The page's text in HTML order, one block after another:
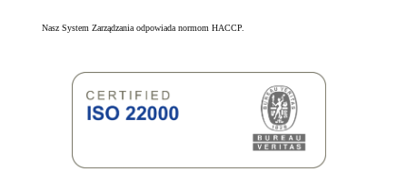
Nasz System Zarządzania odpowiada normom HACCP.